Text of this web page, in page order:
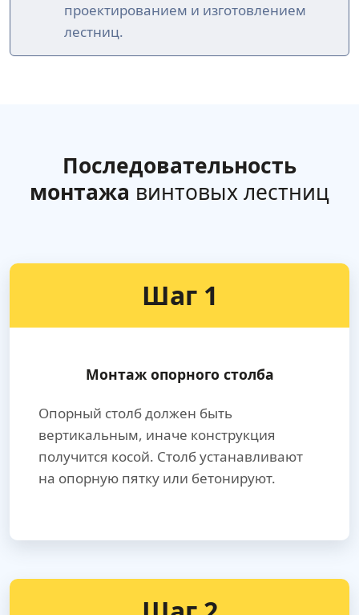
проектированием и изготовлением
лестниц.
Последовательность
монтажа винтовых лестниц
Шаг 1
Монтаж опорного столба
Опорный столб должен быть
вертикальным, иначе конструкция
получится косой. Столб устанавливают
на опорную пятку или бетонируют.